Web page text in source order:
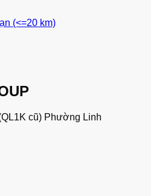
(<=20 km)
cũ) Phường Linh